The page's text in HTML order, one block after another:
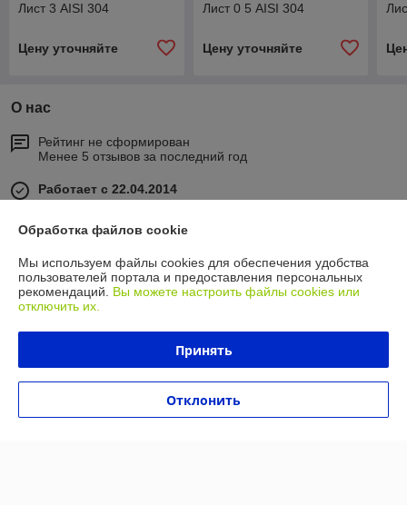
Лист 3 AISI 304
Цену уточняйте
Лист 0 5 AISI 304
Цену уточняйте
О нас
Рейтинг не сформирован
Менее 5 отзывов за последний год
Работает с 22.04.2014
ул. Бабушкина, 2, Минск, Беларусь
Контакты
Сегодня выходной
У компании пока нет отзывов, добавьте первый
Обработка файлов cookie
Мы используем файлы cookies для обеспечения удобства
пользователей портала и предоставления персональных
рекомендаций. Вы можете настроить файлы cookies или
отключить их.
Принять
Отклонить